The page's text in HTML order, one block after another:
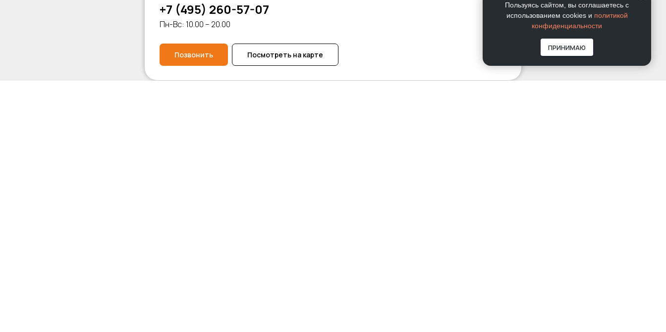
+7 (495) 260-57-07
Пн-Вс: 10.00 – 20.00
Позвонить Посмотреть на карте
Пользуясь сайтом, вы соглашаетесь с
использованием cookies и политикой
конфиденциальности
ПРИНИМАЮ